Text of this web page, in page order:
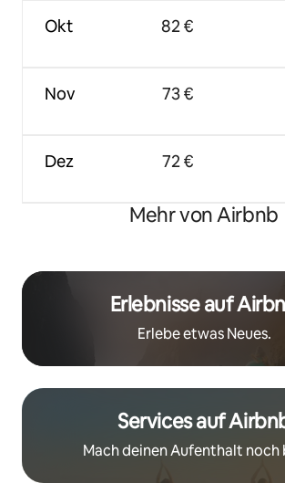
Okt
Nov
Dez
82 €
73 €
72 €
Mehr von Airbnb
Erlebnisse auf
Erlebe etwas Neues.
Services auf
Mach deinen Aufenthalt noch